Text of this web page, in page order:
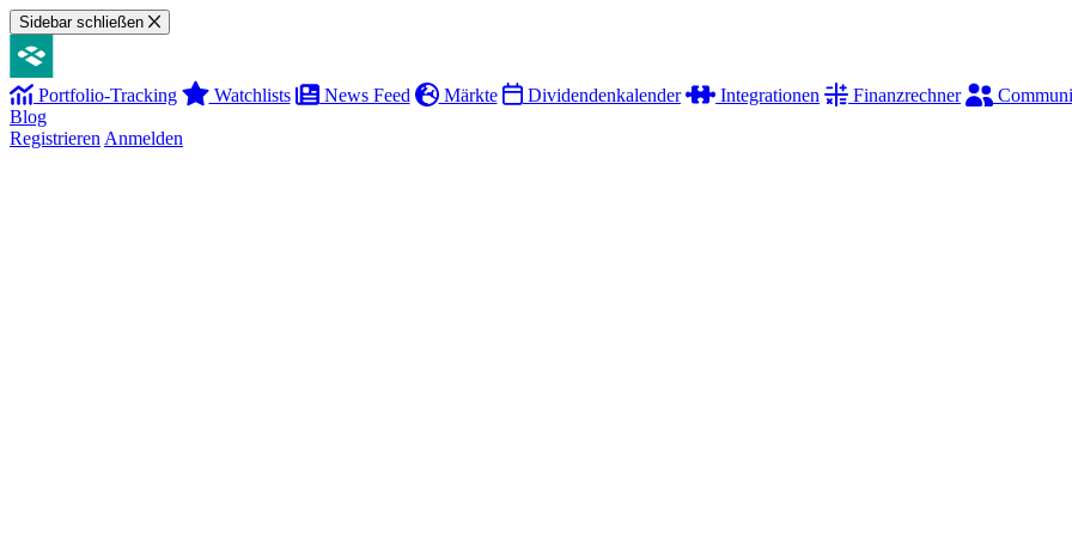
Sidebar schließen
Portfolio-Tracking Watchlists News Feed Märkte Dividendenkalender Integrationen Finanzrechner
Blog
Registrieren Anmelden